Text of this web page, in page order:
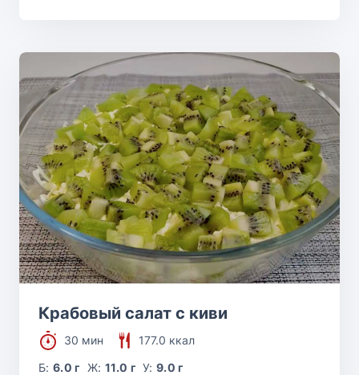
Крабовый салат с киви
30 мин
177.0 ккал
Б:6.0 г Ж: 11.0 г У:9.0 г